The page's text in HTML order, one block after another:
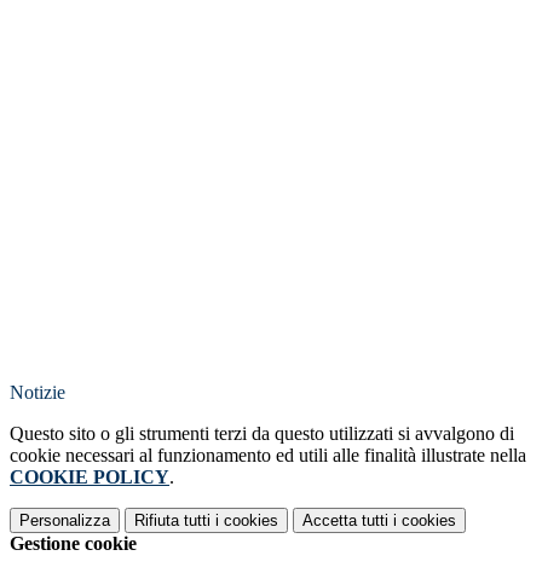
Notizie
Questo sito o gli strumenti terzi da questo utilizzati si avvalgono di
cookie necessari al funzionamento ed utili alle finalità illustrate nella
COOKIE POLICY.
Personalizza Rifiuta tutti i cookies Accetta tutti i cookies
Gestione cookie